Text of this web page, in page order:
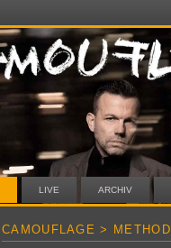
LIVE ARCHIV
CAMOUFLAGE >